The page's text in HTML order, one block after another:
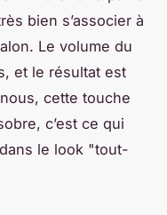
bien s’associer à
Le volume du
et le résultat est
cette touche
c’est ce qui
le look "tout-